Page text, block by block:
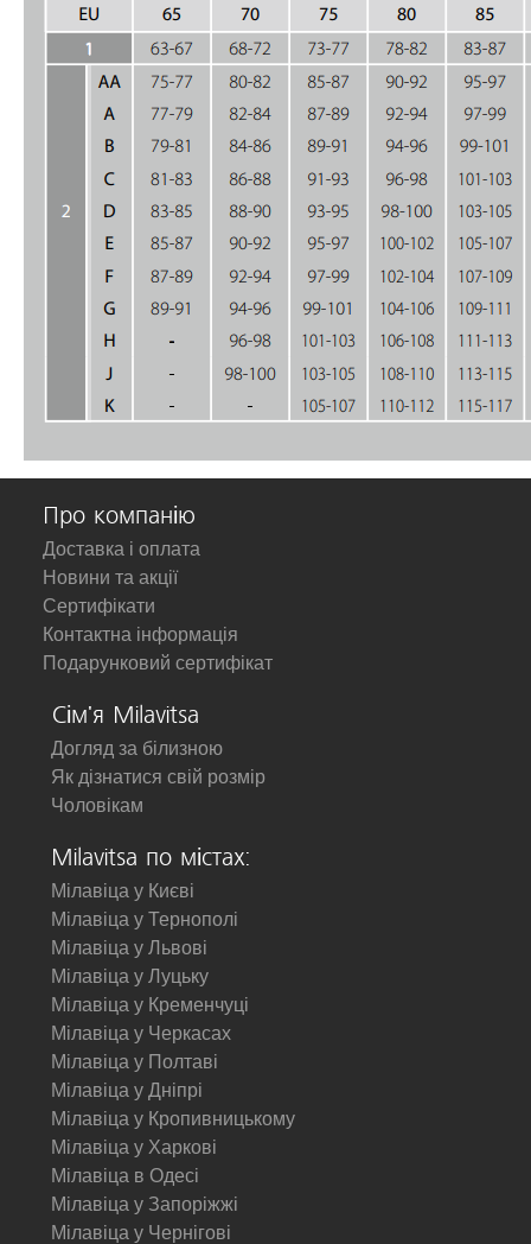
Про компанію
Доставка і оплата
Новини та акції
Сертифікати
Контактна інформація
Подарунковий сертифікат
Сім'я Milavitsa
Догляд за білизною
Як дізнатися свій розмір
Чоловікам
Milavitsa по містах:
Мілавіца у Києві
Мілавіца у Тернополі
Мілавіца у Львові
Мілавіца у Луцьку
Мілавіца у Кременчуці
Мілавіца у Черкасах
Мілавіца у Полтаві
Мілавіца у Дніпрі
Мілавіца у Кропивницькому
Мілавіца у Харкові
Мілавіца в Одесі
Мілавіца у Запоріжжі
Мілавіца у Чернігові